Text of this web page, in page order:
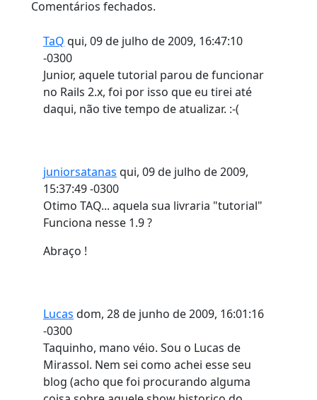
Comentários fechados.
TaQ qui, 09 de julho de 2009, 16:47:10
-0300
Junior, aquele tutorial parou de funcionar
no Rails 2.x, foi por isso que eu tirei até
daqui, não tive tempo de atualizar. :-(
juniorsatanas qui, 09 de julho de 2009,
15:37:49 -0300
Otimo TAQ... aquela sua livraria "tutorial"
Funciona nesse 1.9 ?
Abraço !
Lucas dom, 28 de junho de 2009, 16:01:16
-0300
Taquinho, mano véio. Sou o Lucas de
Mirassol. Nem sei como achei esse seu
blog (acho que foi procurando alguma